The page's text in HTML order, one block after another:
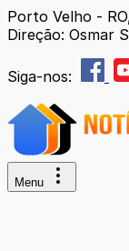
Porto Velho -
Direção: Osmar
Siga-nos:
Menu